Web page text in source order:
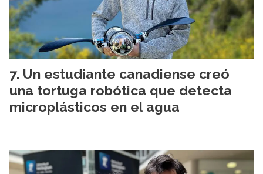
Un estudiante canadiense creó
una tortuga robótica que detecta
microplásticos en el agua